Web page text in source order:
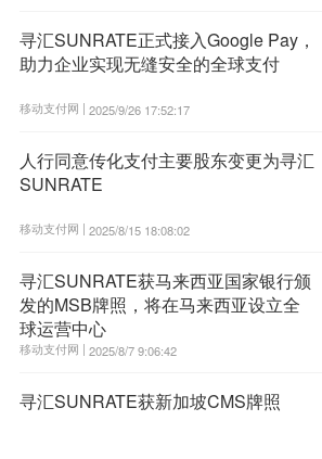
寻汇SUNRATE正式接入Google Pay，
助力企业实现无缝安全的全球支付
移动支付网 | 2025/9/26 17:52:17
人行同意传化支付主要股东变更为寻汇
SUNRATE
移动支付网 | 2025/8/15 18:08:02
寻汇SUNRATE获马来西亚国家银行颁
发的MSB牌照，将在马来西亚设立全
球运营中心
移动支付网 | 2025/8/7 9:06:42
寻汇SUNRATE获新加坡CMS牌照